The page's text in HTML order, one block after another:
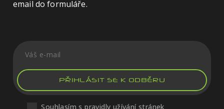
email do formuláře.
PŘIHLÁSIT SE K ODBĚRU
Souhlasím s pravidly užívání stránek